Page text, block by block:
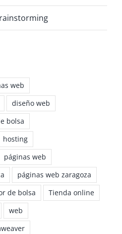
web
diseño web
bolsa
hosting
páginas web
páginas web zaragoza
de bolsa
Tienda online
web